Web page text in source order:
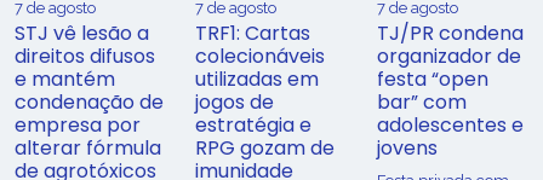
7 de agosto
STJ vê lesão a
direitos difusos
e mantém
condenação de
empresa por
alterar fórmula
de agrotóxicos
7 de agosto
TRF1: Cartas
colecionáveis
utilizadas em
jogos de
estratégia e
RPG gozam de
imunidade
7 de agosto
TJ/PR condena
organizador de
festa “open
bar” com
adolescentes e
jovens